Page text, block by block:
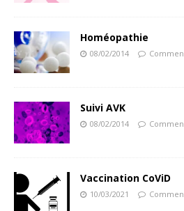
Homéopathie
08/02/2014
Suivi AVK
08/02/2014
Vaccination CoViD
10/03/2021